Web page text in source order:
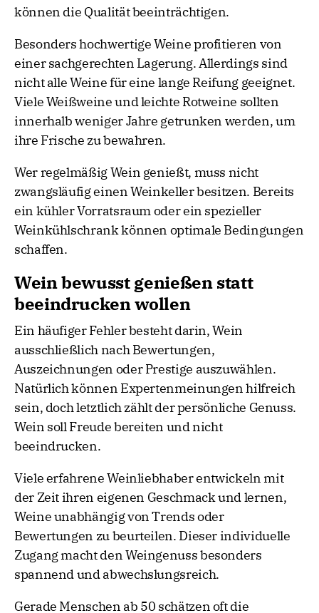
können die Qualität beeinträchtigen.
Besonders hochwertige Weine profitieren von
einer sachgerechten Lagerung. Allerdings sind
nicht alle Weine für eine lange Reifung geeignet.
Viele Weißweine und leichte Rotweine sollten
innerhalb weniger Jahre getrunken werden, um
ihre Frische zu bewahren.
Wer regelmäßig Wein genießt, muss nicht
zwangsläufig einen Weinkeller besitzen. Bereits
ein kühler Vorratsraum oder ein spezieller
Weinkühlschrank können optimale Bedingungen
schaffen.
Wein bewusst genießen statt
beeindrucken wollen
Ein häufiger Fehler besteht darin, Wein
ausschließlich nach Bewertungen,
Auszeichnungen oder Prestige auszuwählen.
Natürlich können Expertenmeinungen hilfreich
sein, doch letztlich zählt der persönliche Genuss.
Wein soll Freude bereiten und nicht
beeindrucken.
Viele erfahrene Weinliebhaber entwickeln mit
der Zeit ihren eigenen Geschmack und lernen,
Weine unabhängig von Trends oder
Bewertungen zu beurteilen. Dieser individuelle
Zugang macht den Weingenuss besonders
spannend und abwechslungsreich.
Gerade Menschen ab 50 schätzen oft die